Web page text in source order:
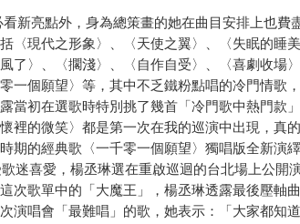
新亮點外，身為總策畫的她在曲目安排上也費
〈現代之形象〉、〈天使之翼〉、〈失眠的睡美
了〉、〈擱淺〉、〈自作自受〉、〈喜劇收場
一個願望〉等，其中不乏鐵粉點唱的冷門情歌
當初在選歌時特別挑了幾首「冷門歌中熱門款
裡的微笑〉都是第一次在我的巡演中出現，真
期的經典歌〈一千零一個願望〉獨唱版全新演
迷喜愛，楊丞琳選在重啟巡迴的台北場上公開
次歌單中的「大魔王」，楊丞琳透露最後壓軸
演唱會「最難唱」的歌，她表示：「大家都知